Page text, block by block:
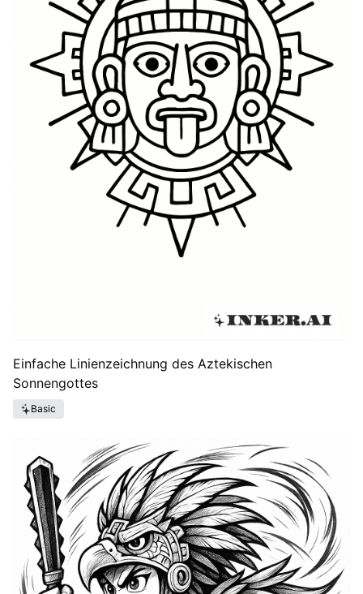
Einfache Linienzeichnung des Aztekischen
Sonnengottes
Basic